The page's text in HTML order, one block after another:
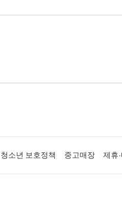
청소년 보호정책 중고매장 제휴